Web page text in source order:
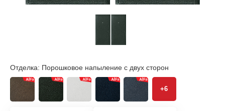
Отделка: Порошковое напыление с двух сторон
+6